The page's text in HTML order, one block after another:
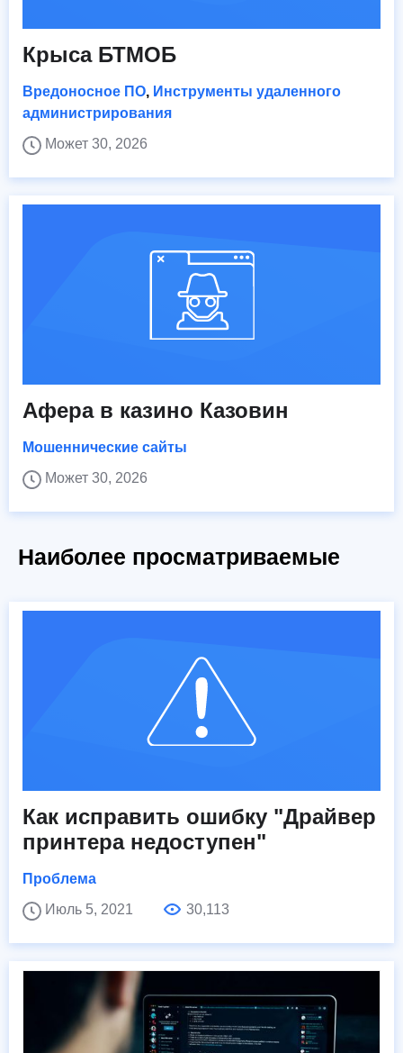
Крыса БТМОБ
Вредоносное ПО, Инструменты удаленного
администрирования
Может 30, 2026
Афера в казино Казовин
Мошеннические сайты
Может 30, 2026
Наиболее просматриваемые
Как исправить ошибку "Драйвер
принтера недоступен"
Проблема
Июль 5, 2021
30,113